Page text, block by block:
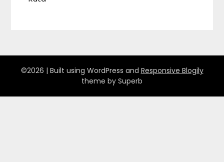
©2026 | Built using WordPress and Responsive Blogily
theme by Superb